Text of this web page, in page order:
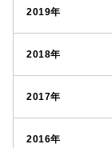
2019年
2018年
2017年
2016年